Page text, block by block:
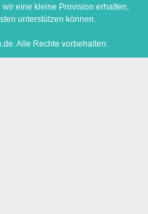
eine kleine Provision erhalten,
unterstützen können.
Alle Rechte vorbehalten.